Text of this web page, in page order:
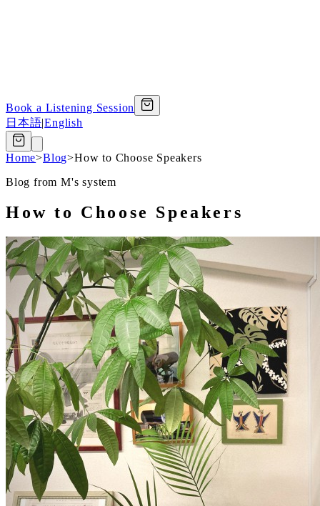
Book a Listening Session
日本語|English
Home>Blog>How to Choose Speakers
Blog from M's system
How to Choose Speakers